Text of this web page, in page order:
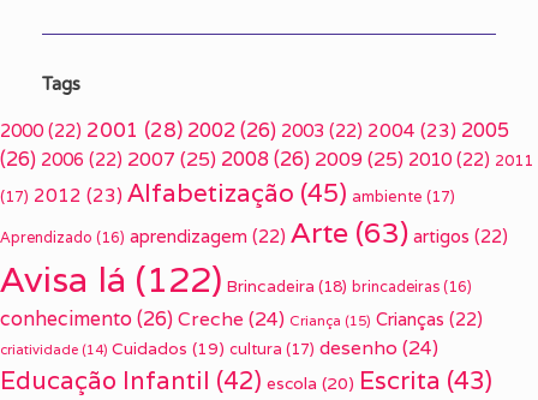
Tags
2000 (22) 2001 (28) 2002(26) 2003 (22) 2004 (23) 2005
(26) 2006 (22) 2007 (25) 2008(26) 2009(25) 2010 (22) 2011
(17) 2012 (23) Alfabetização (45) ambiente (17)
Aprendizado (16) aprendizagem (22) Arte (63) artigos (22)
Avisa lá (122) Brincadeira (18) brincadeiras (16)
conhecimento(26) Creche (24) Criança (15) Crianças (22)
criatividade (14) Cuidados (19) cultura (17) desenho (24)
Educação Infantil (42) escola (20) Escrita (43)